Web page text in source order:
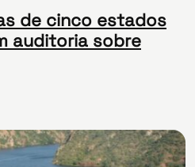
de cinco estados
auditoria sobre